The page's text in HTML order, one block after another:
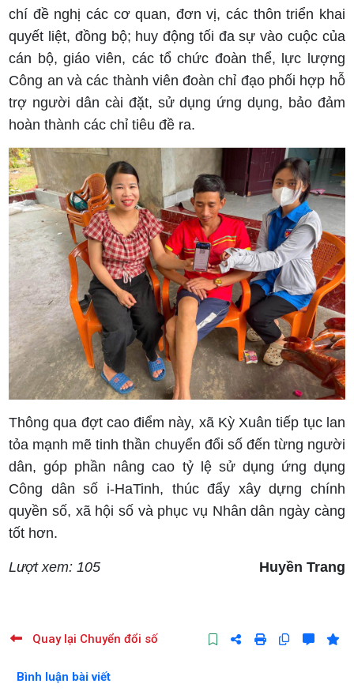
chí đề nghị các cơ quan, đơn vị, các thôn triển khai
quyết liệt, đồng bộ; huy động tối đa sự vào cuộc của
cán bộ, giáo viên, các tổ chức đoàn thể, lực lượng
Công an và các thành viên đoàn chỉ đạo phối hợp hỗ
trợ người dân cài đặt, sử dụng ứng dụng, bảo đảm
hoàn thành các chỉ tiêu đề ra.
Thông qua đợt cao điểm này, xã Kỳ Xuân tiếp tục lan
tỏa mạnh mẽ tinh thần chuyển đổi số đến từng người
dân, góp phần nâng cao tỷ lệ sử dụng ứng dụng
Công dân số i-HaTinh, thúc đẩy xây dựng chính
quyền số, xã hội số và phục vụ Nhân dân ngày càng
tốt hơn.
Lượt xem: 105 Huyền Trang
Quay lại Chuyển đổi số
Bình luận bài viết